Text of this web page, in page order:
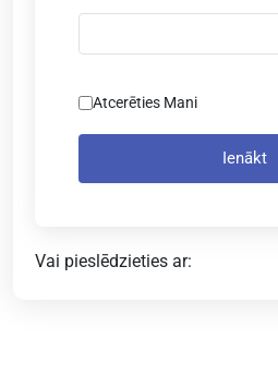
Atcerēties Mani
Ienākt
Vai pieslēdzieties ar: